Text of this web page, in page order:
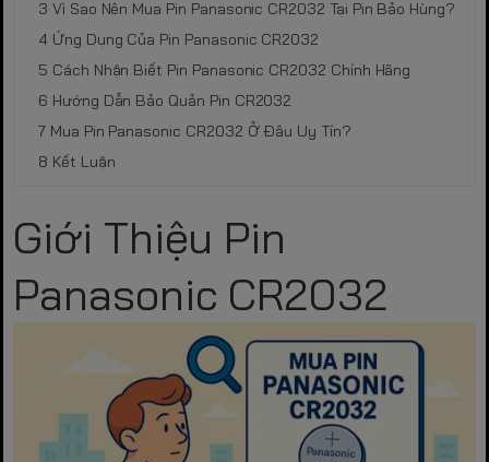
Vì Sao Nên Mua Pin Panasonic CR2032 Tại Pin Bảo Hùng?
Ứng Dụng Của Pin Panasonic CR2032
Cách Nhận Biết Pin Panasonic CR2032 Chính Hãng
Hướng Dẫn Bảo Quản Pin CR2032
Mua Pin Panasonic CR2032 Ở Đâu Uy Tín?
Kết Luận
Giới Thiệu Pin
Panasonic CR2032